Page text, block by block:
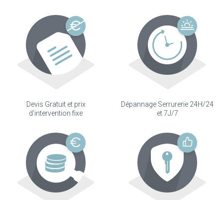
Devis Gratuit et prix
d'intervention fixe
Dépannage Serrurerie 24H/24
et 7J/7